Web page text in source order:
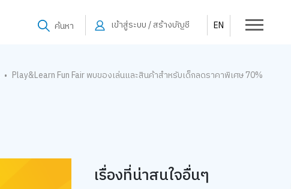
ค้นหา เข้าสู่ระบบ / สร้างบัญชี EN
• Play&Learn Fun Fair พบของเล่นและสินค้าสำหรับเด็กลดราคาพิเศษ 70%
เรื่องที่น่าสนใจอื่นๆ